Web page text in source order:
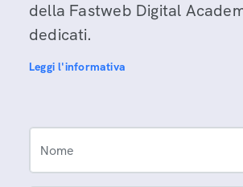
della Fastweb Digital
dedicati.
Leggi l'informativa
Nome